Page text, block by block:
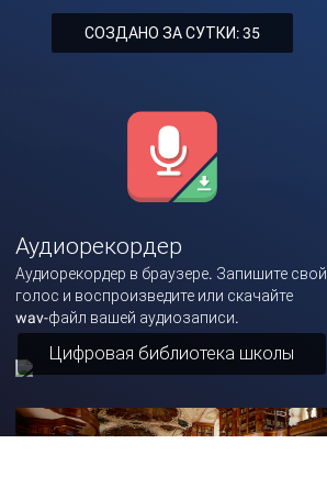
СОЗДАНО ЗА СУТКИ: 35
Аудиорекордер
Аудиорекордер в браузере. Запишите свой
голос и воспроизведите или скачайте
wav-файл вашей аудиозаписи.
Цифровая библиотека школы